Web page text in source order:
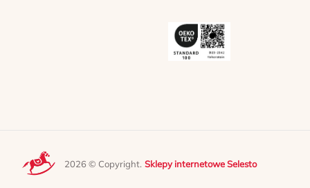
2026 © Copyright. Sklepy internetowe Selesto